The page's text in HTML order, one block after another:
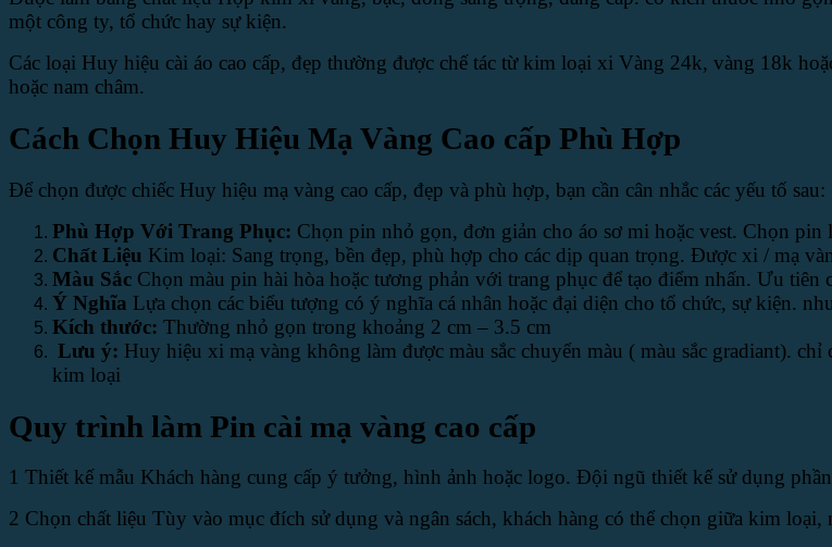
một công ty, tổ chức hay sự kiện.
Các loại Huy hiệu cài áo cao cấp, đẹp thường được chế tác từ kim loại xi Vàng 24k, vàng 18k
hoặc nam châm.
Cách Chọn Huy Hiệu Mạ Vàng Cao cấp Phù Hợp
Để chọn được chiếc Huy hiệu mạ vàng cao cấp, đẹp và phù hợp, bạn cần cân nhắc các yếu tố sau:
Phù Hợp Với Trang Phục: Chọn pin nhỏ gọn, đơn giản cho áo sơ mi hoặc vest. Chọn
Chất Liệu Kim loại: Sang trọng, bền đẹp, phù hợp cho các dịp quan trọng. Được xi / mạ
Màu Sắc Chọn màu pin hài hòa hoặc tương phản với trang phục để tạo điểm nhấn. Ưu tiên
Ý Nghĩa Lựa chọn các biểu tượng có ý nghĩa cá nhân hoặc đại diện cho tổ chức, sự kiện.
Kích thước: Thường nhỏ gọn trong khoảng 2 cm – 3.5 cm
Lưu ý: Huy hiệu xi mạ vàng không làm được màu sắc chuyển màu ( màu sắc gradiant). chỉ
kim loại
Quy trình làm Pin cài mạ vàng cao cấp
1 Thiết kế mẫu Khách hàng cung cấp ý tưởng, hình ảnh hoặc logo. Đội ngũ thiết kế sử dụng
2 Chọn chất liệu Tùy vào mục đích sử dụng và ngân sách, khách hàng có thể chọn giữa kim loại,